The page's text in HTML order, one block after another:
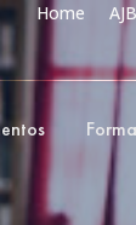
Home AJB